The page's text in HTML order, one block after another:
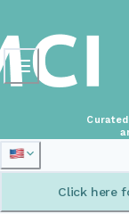
Click here